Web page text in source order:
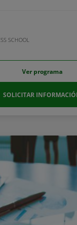
SCHOOL
Ver programa
SOLICITAR